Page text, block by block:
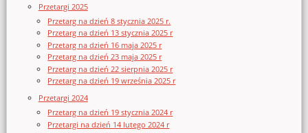
Przetargi 2025
Przetarg na dzień 8 stycznia 2025 r.
Przetarg na dzień 13 stycznia 2025 r
Przetarg na dzień 16 maja 2025 r
Przetarg na dzień 23 maja 2025 r
Przetarg na dzień 22 sierpnia 2025 r
Przetarg na dzień 19 września 2025 r
Przetargi 2024
Przetarg na dzień 19 stycznia 2024 r
Przetargi na dzień 14 lutego 2024 r